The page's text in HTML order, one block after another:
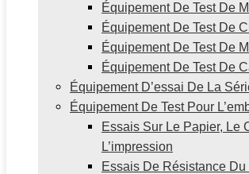
Équipement De Test De
Équipement De Test De
Équipement De Test De
Équipement De Test De
Équipement D’essai De La
Équipement De Test Pour
Essais Sur Le Papier, Le
L’impression
Essais De Résistance